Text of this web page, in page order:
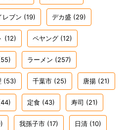
レブン (19) デカ盛 (29)
(12) ペヤング (12)
ラーメン (257)
(53) 千葉市 (25) 唐揚 (21)
定食 (43) 寿司 (21)
我孫子市 (17) 日清 (10)